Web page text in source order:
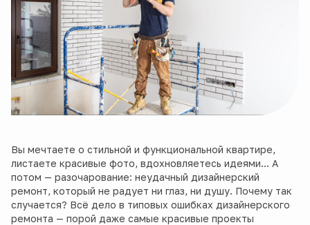
Вы мечтаете о стильной и функциональной квартире,
листаете красивые фото, вдохновляетесь идеями… А
потом — разочарование: неудачный дизайнерский
ремонт, который не радует ни глаз, ни душу. Почему так
случается? Всё дело в типовых ошибках дизайнерского
ремонта — порой даже самые красивые проекты